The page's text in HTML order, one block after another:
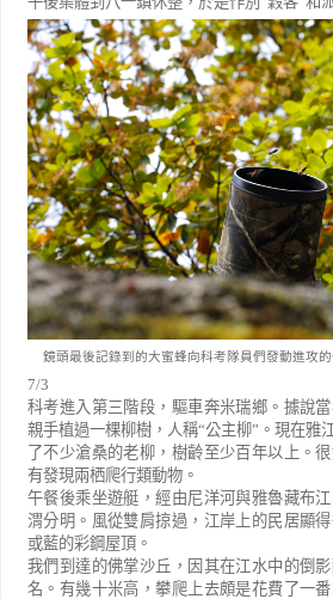
鏡頭最後記錄到的大蜜蜂向科考隊員們發動進攻
7/3
科考進入第三階段，驅車奔米瑞鄉。據說
親手植過一棵柳樹，人稱“公主柳” 。現在雅
了不少滄桑的老柳，樹齡至少百年以上。
有發現兩栖爬行類動物。
午餐後乘坐遊艇，經由尼洋河與雅魯藏布
渭分明。風從雙肩掠過，江岸上的民居顯得
或藍的彩鋼屋頂。
我們到達的佛掌沙丘，因其在江水中的倒
名。有幾十米高，攀爬上去頗是花費了一